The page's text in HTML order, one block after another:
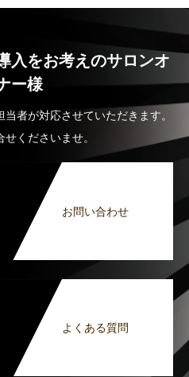
入をお考えのサロンオ
ー様
者が対応させていただきます。
くださいませ。
お問い合わせ
よくある質問